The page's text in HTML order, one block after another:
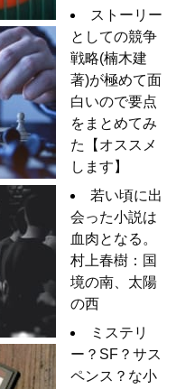
ストーリー
としての競争
戦略(楠木建
著)が極めて面
白いので要点
をまとめてみ
た【オススメ
します】
若い頃に出
会った小説は
血肉となる。
村上春樹：国
境の南、太陽
の西
ミステリ
ー？SF？サス
ペンス？な小